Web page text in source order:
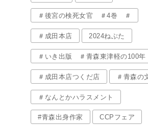
＃後宮の検死女官 ＃4巻 ＃
＃成田本店 2024ねぶた
＃いき出版 ＃青森東津軽の100
＃成田本店つくだ店 ＃青森の
＃なんとかハラスメント
#青森出身作家 CCPフェア